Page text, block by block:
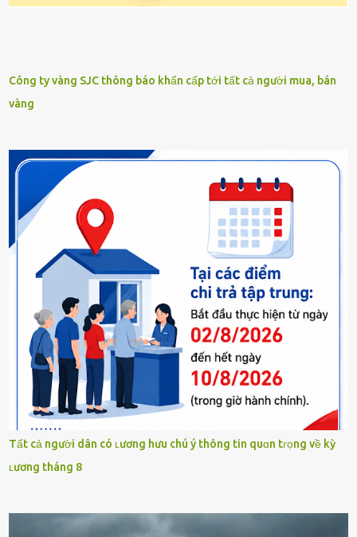
Công ty vàng SJC thông báo khẩn cấp tới tất cả người mua, bán
vàng
Tất cả người dân có ʟương hưu chú ý thông tin quɑn tɾọng về kỳ
ʟương tháng 8